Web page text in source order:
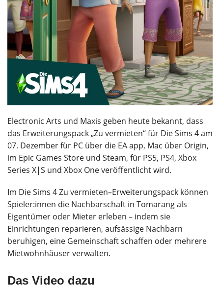
Electronic Arts und Maxis geben heute bekannt, dass
das Erweiterungspack „Zu vermieten“ für Die Sims 4 am
07. Dezember für PC über die EA app, Mac über Origin,
im Epic Games Store und Steam, für PS5, PS4, Xbox
Series X|S und Xbox One veröffentlicht wird.
Im Die Sims 4 Zu vermieten–Erweiterungspack können
Spieler:innen die Nachbarschaft in Tomarang als
Eigentümer oder Mieter erleben – indem sie
Einrichtungen reparieren, aufsässige Nachbarn
beruhigen, eine Gemeinschaft schaffen oder mehrere
Mietwohnhäuser verwalten.
Das Video dazu